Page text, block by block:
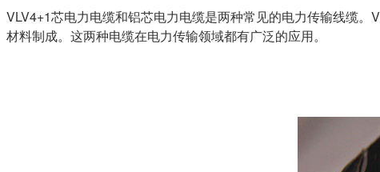
VLV4+1芯电力电缆和铝芯电力电缆是两种常见的电力传输线缆
材料制成。这两种电缆在电力传输领域都有广泛的应用。